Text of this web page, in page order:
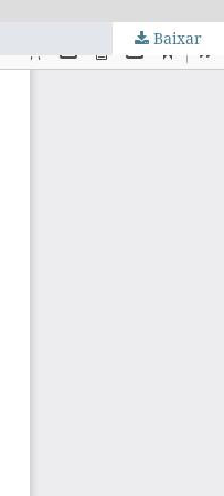
Baixar